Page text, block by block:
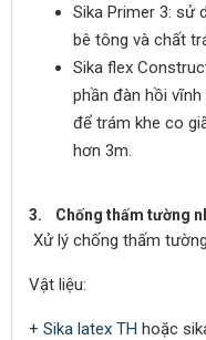
Sika Primer 3: sử
bê tông và chất
Sika flex
phần đàn hồi
để trám khe co
hơn 3m.
3. Chống thấm tường
Xử lý chống thấm
Vật liệu:
+ Sika latex TH hoặc